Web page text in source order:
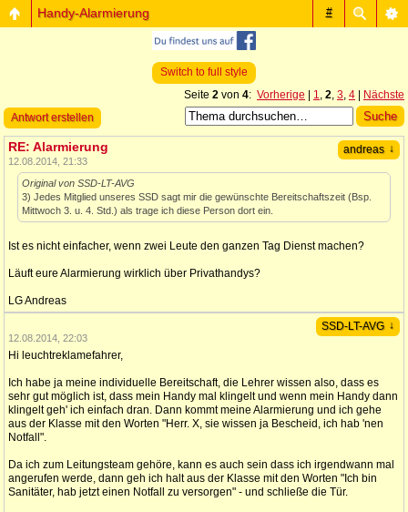
#
Handy-Alarmierung
Switch to full style
Seite 2 von 4: Vorherige 1, 2, 3, 4
Nächste
Antwort erstellen
andreas ↓
RE: Alarmierung
12.08.2014, 21:33
Original von SSD-LT-AVG
3) Jedes Mitglied unseres SSD sagt mir die gewünschte Bereitschaftszeit (Bsp.
Mittwoch 3. u. 4. Std.) als trage ich diese Person dort ein.
Ist es nicht einfacher, wenn zwei Leute den ganzen Tag Dienst machen?
Läuft eure Alarmierung wirklich über Privathandys?
LG Andreas
SSD-LT-AVG ↓
12.08.2014, 22:03
Hi leuchtreklamefahrer,
Ich habe ja meine individuelle Bereitschaft, die Lehrer wissen also, dass es
sehr gut möglich ist, dass mein Handy mal klingelt und wenn mein Handy dann
klingelt geh' ich einfach dran. Dann kommt meine Alarmierung und ich gehe
aus der Klasse mit den Worten "Herr. X, sie wissen ja Bescheid, ich hab 'nen
Notfall".
Da ich zum Leitungsteam gehöre, kann es auch sein dass ich irgendwann mal
angerufen werde, dann geh ich halt aus der Klasse mit den Worten "Ich bin
Sanitäter, hab jetzt einen Notfall zu versorgen" - und schließe die Tür.